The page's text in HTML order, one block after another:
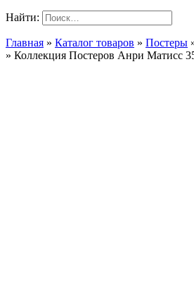
Найти:
Главная » Каталог товаров » Постеры
» Коллекция Постеров Анри Матисс